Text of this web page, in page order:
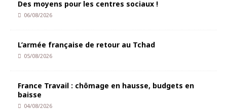
Des moyens pour les centres sociaux !
06/08/2026
L’armée française de retour au Tchad
05/08/2026
France Travail : chômage en hausse, budgets en
baisse
04/08/2026